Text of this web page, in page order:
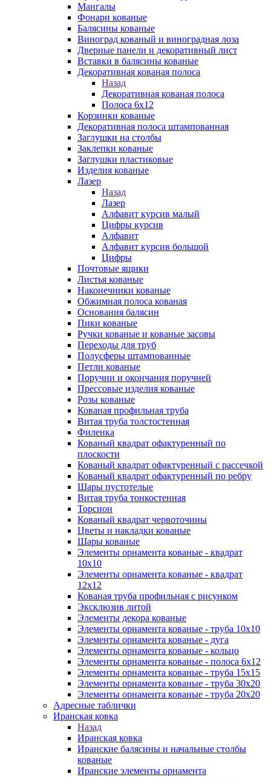
Мангалы
Фонари кованые
Балясины кованые
Виноград кованый и виноградная лоза
Дверные панели и декоративный лист
Вставки в балясины кованые
Декоративная кованая полоса
Назад
Декоративная кованая полоса
Полоса 6х12
Корзинки кованые
Декоративная полоса штампованная
Заглушки на столбы
Заклепки кованые
Заглушки пластиковые
Изделия кованые
Лазер
Назад
Лазер
Алфавит курсив малый
Цифры курсив
Алфавит
Алфавит курсив большой
Цифры
Почтовые ящики
Листья кованые
Наконечники кованые
Обжимная полоса кованая
Основания балясин
Пики кованые
Ручки кованые и кованые засовы
Переходы для труб
Полусферы штампованные
Петли кованые
Поручни и окончания поручней
Прессовые изделия кованые
Розы кованые
Кованая профильная труба
Витая труба толстостенная
Филенка
Кованый квадрат офактуренный по
плоскости
Кованый квадрат офактуренный с рассечкой
Кованый квадрат офактуренный по ребру
Шары пустотелые
Витая труба тонкостенная
Торсион
Кованый квадрат червоточины
Цветы и накладки кованые
Шары кованые
Элементы орнамента кованые - квадрат
10х10
Элементы орнамента кованые - квадрат
12х12
Кованая труба профильная с рисунком
Эксклюзив литой
Элементы декора кованые
Элементы орнамента кованые - труба 10х10
Элементы орнамента кованые - дуга
Элементы орнамента кованые - кольцо
Элементы орнамента кованые - полоса 6х12
Элементы орнамента кованые - труба 15х15
Элементы орнамента кованые - труба 30х20
Элементы орнамента кованые - труба 20х20
Адресные таблички
Иранская ковка
Назад
Иранская ковка
Иранские балясины и начальные столбы
кованые
Иранские элементы орнамента